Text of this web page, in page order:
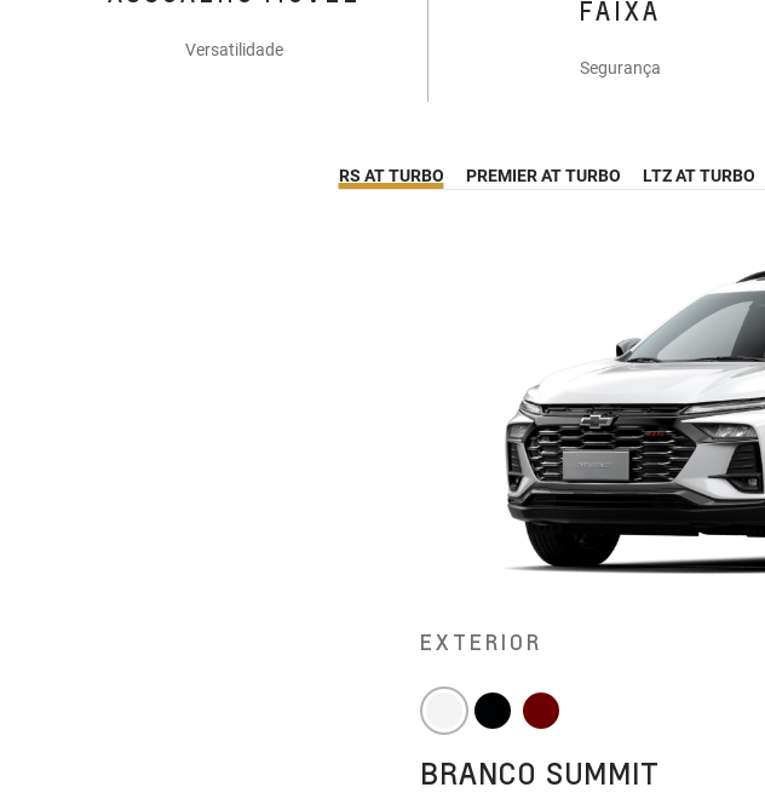
Versatilidade
FAIXA
Segurança
RS AT TURBO PREMIER AT TURBO LTZ AT TURBO
EXTERIOR
BRANCO SUMMIT